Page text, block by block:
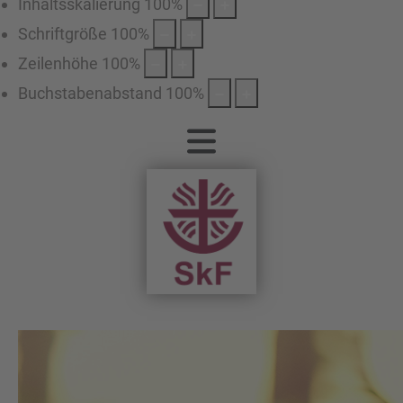
Schriftgröße 100%
Zeilenhöhe 100%
Buchstabenabstand 100%